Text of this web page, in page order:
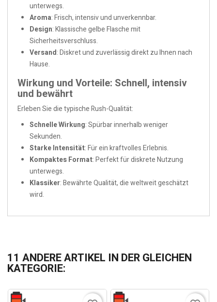
unterwegs.
Aroma: Frisch, intensiv und unverkennbar.
Design: Klassische gelbe Flasche mit
Sicherheitsverschluss.
Versand: Diskret und zuverlässig direkt zu Ihnen nach
Hause.
Wirkung und Vorteile: Schnell, intensiv
und bewährt
Erleben Sie die typische Rush-Qualität:
Schnelle Wirkung: Spürbar innerhalb weniger
Sekunden.
Starke Intensität: Für ein kraftvolles Erlebnis.
Kompaktes Format: Perfekt für diskrete Nutzung
unterwegs.
Klassiker: Bewährte Qualität, die weltweit geschätzt
wird.
11 ANDERE ARTIKEL IN DER GLEICHEN
KATEGORIE: